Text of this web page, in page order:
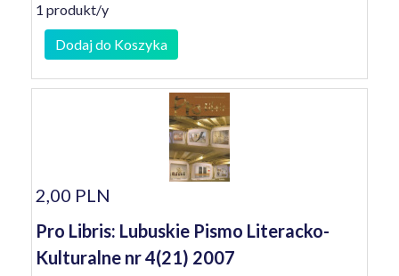
1 produkt/y
Dodaj do Koszyka
2,00 PLN
Pro Libris: Lubuskie Pismo Literacko-
Kulturalne nr 4(21) 2007